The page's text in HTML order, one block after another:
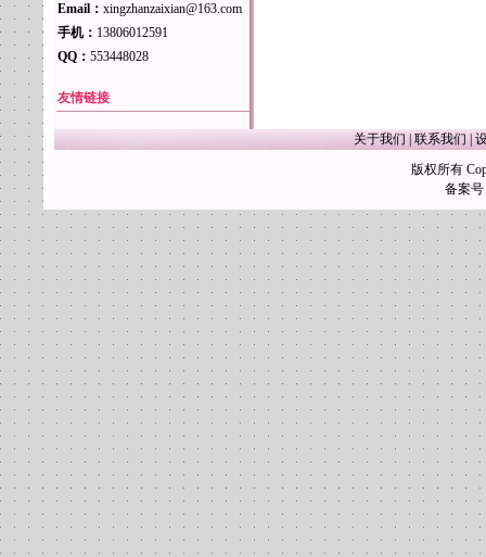
Email： xingzhanzaixian@163.com
手机： 13806012591
QQ： 553448028
友情链接
关于我们 联系我们
版权所有
备案号